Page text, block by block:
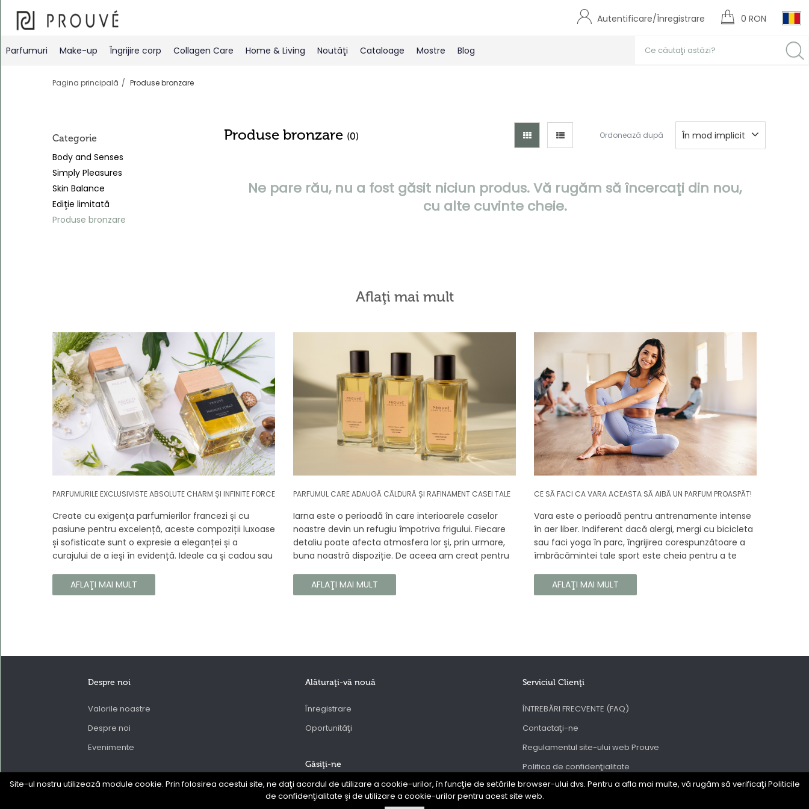
Autentificare/Înregistrare 0 RON
Parfumuri Make-up Îngrijire corp Collagen Care Home & Living Noutăţi Cataloage Mostre Blog
Pagina principală Produse bronzare
Categorie
Body and Senses
Simply Pleasures
Skin Balance
Ediţie limitată
Produse bronzare
Produse bronzare (0) Ordonează după În mod implicit
Ne pare rău, nu a fost găsit niciun produs. Vă rugăm să încercaţi din nou,
cu alte cuvinte cheie.
Filtre
Aflaţi mai mult
PARFUMURILE EXCLUSIVISTE ABSOLUTE CHARM ȘI INFINITE FORCE
Create cu exigența parfumierilor francezi și cu
pasiune pentru excelență, aceste compoziții luxoase
și sofisticate sunt o expresie a eleganței și a
curajului de a ieși în evidență. Ideale ca și cadou sau
parfumuri sunt dedicate celor care doresc să atragă
atenția și să emane un caracter unic și puternic.
AFLAŢI MAI MULT
PARFUMUL CARE ADAUGĂ CĂLDURĂ ȘI RAFINAMENT CASEI TALE
Iarna este o perioadă în care interioarele caselor
noastre devin un refugiu împotriva frigului. Fiecare
detaliu poate afecta atmosfera lor și, prin urmare,
buna noastră dispoziție. De aceea am creat pentru
limitată, care va învălui fiecare colț al casei tale cu
căldura și magia aromelor de iarnă. Noua noastră
AFLAŢI MAI MULT
CE SĂ FACI CA VARA ACEASTA SĂ AIBĂ UN PARFUM PROASPĂT!
Vara este o perioadă pentru antrenamente intense
în aer liber. Indiferent dacă alergi, mergi cu bicicleta
sau faci yoga în parc, îngrijirea corespunzătoare a
îmbrăcămintei tale sport este cheia pentru a te
acest articol, vă vom spune cum să vă îngrijiți
corect îmbrăcămintea sport, astfel încât să își
AFLAŢI MAI MULT
Site-ul nostru utilizează module cookie. Prin folosirea acestui site, ne daţi acordul de utilizare a cookie-urilor, în funcţie de setările browser-ului dvs. Pentru a afla mai multe, vă rugăm să verificaţi Politicile
de confidenţialitate şi de utilizare a cookie-urilor pentru acest site web.
Despre noi
Valorile noastre
Despre noi
Evenimente
Alăturaţi-vă nouă
Înregistrare
Oportunităţi
Găsiţi-ne
Serviciul Clienţi
ÎNTREBĂRI FRECVENTE (FAQ)
Contactaţi-ne
Regulamentul site-ului web Prouve
Politica de confidenţialitate
ANPC